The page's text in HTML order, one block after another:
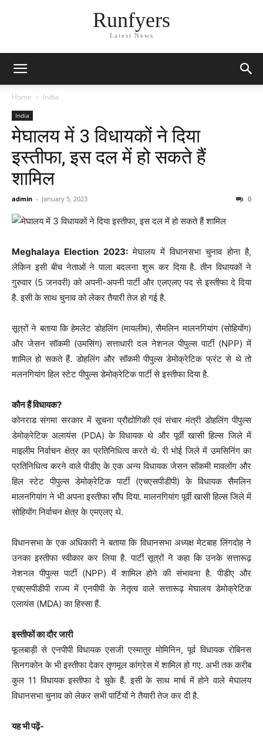
Runfyers
Latest News
Home India
India
मेघालय में 3 विधायकों ने दिया
इस्तीफा, इस दल में हो सकते हैं
शामिल
admin - January 5, 2023 0
Meghalaya Election 2023:मेघालय में विधानसभा चुनाव होना है,
लेकिन इसी बीच नेताओं ने पाला बदलना शुरू कर दिया है. तीन विधायकों ने
गुरुवार (5 जनवरी) को अपनी-अपनी पार्टी और एलएलए पद से इस्तीफा दे दिया
है. इसी के साथ चुनाव को लेकर तैयारी तेज हो गई है.
सूत्रों ने बताया कि हेमलेट डोहलिंग (मायलीम), सैमलिन मालनगियांग (सोहियोंग)
और जेसन सॉकमी (उमसिंग) सत्ताधारी दल नेशनल पीपुल्स पार्टी (NPP) में
शामिल हो सकते हैं. डोहलिंग और सॉकमी पीपुल्स डेमोक्रेटिक फ्रंट से थे तो
मलनगियांग हिल स्टेट पीपुल्स डेमोक्रेटिक पार्टी से इस्तीफा दिया है.
कौन हैं विधायक?
कोनराड संगमा सरकार में सूचना प्रौद्योगिकी एवं संचार मंत्री डोहलिंग पीपुल्स
डेमोक्रेटिक अलायंस (PDA) के विधायक थे और पूर्वी खासी हिल्स जिले में
माइलीम निर्वाचन क्षेत्र का प्रतिनिधित्व करते थे. री भोई जिले में उमसिनिंग का
प्रतिनिधित्व करने वाले पीडीए के एक अन्य विधायक जेसन सॉकमी मावलोंग और
हिल स्टेट पीपुल्स डेमोक्रेटिक पार्टी (एचएसपीडीपी) के विधायक सैमलिन
मालनगियांग ने भी अपना इस्तीफा सौंप दिया. मालनगियांग पूर्वी खासी हिल्स जिले में
सोहियोंग निर्वाचन क्षेत्र के एमएलए थे.
विधानसभा के एक अधिकारी ने बताया कि विधानसभा अध्यक्ष मेटबाह लिंगदोह ने
उनका इस्तीफा स्वीकार कर लिया है. पार्टी सूत्रों ने कहा कि उनके सत्तारूढ़
नेशनल पीपुल्स पार्टी (NPP) में शामिल होने की संभावना है. पीडीए और
एचएसपीडीपी राज्य में एनपीपी के नेतृत्व वाले सत्तारूढ़ मेघालय डेमोक्रेटिक
एलायंस (MDA) का हिस्सा हैं.
इस्तीफों का दौर जारी
फूलबाड़ी से एनपीपी विधायक एसजी एस्मातुर मोमिनिन, पूर्व विधायक रोबिनस
सिनगकोन के भी इस्तीफा देकर तृणमूल कांग्रेस में शामिल हो गए. अभी तक करीब
कुल 11 विधायक इस्तीफा दे चुके हैं. इसी के साथ मार्च में होने वाले मेघालय
विधानसभा चुनाव को लेकर सभी पार्टियों ने तैयारी तेज कर दी है.
यह भी पढ़ें-